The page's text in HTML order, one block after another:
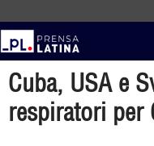
Cuba, USA e
respiratori per